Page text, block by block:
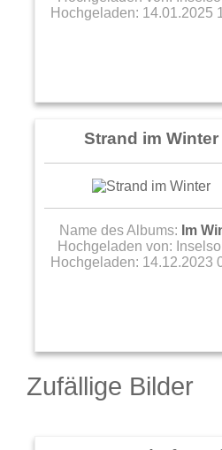
Hochgeladen: 14.01.2025
Strand im Winter
Name des Albums: Im
Hochgeladen von:
Hochgeladen: 14.12.2023
Zufällige Bilder